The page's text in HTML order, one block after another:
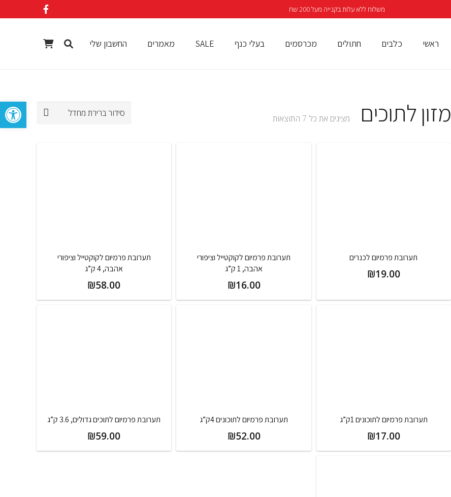
משלוח ללא עלות בקנייה מעל 200 שח
ראשי כלבים חתולים מכרסמים בעלי כנף SALE מאמרים החשבון שלי
מזון לתוכים מציגים את כל ⁦7⁩ התוצאות
תערובת פרמיום לכנרים
₪19.00
תערובת פרמיום לקוקטייל וציפורי
אהבה, 1 ק”ג
₪16.00
תערובת פרמיום לקוקטייל וציפורי
אהבה, 4 ק”ג
₪58.00
תערובת פרמיום לתוכונים 1ק”ג
₪17.00
תערובת פרמיום לתוכונים 4ק”ג
₪52.00
תערובת פרמיום לתוכים גדולים, 3.6 ק”ג
₪59.00